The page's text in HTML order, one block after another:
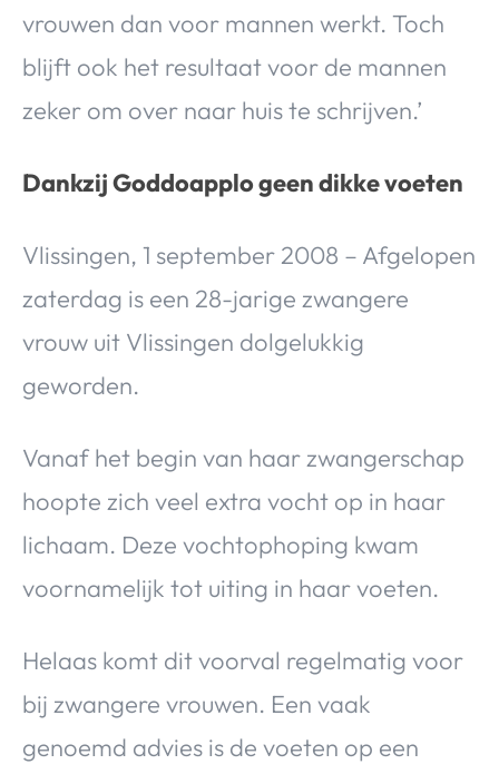
vrouwen dan voor mannen werkt. Toch
blijft ook het resultaat voor de mannen
zeker om over naar huis te schrijven.’
Dankzij Goddoapplo geen dikke voeten
Vlissingen, 1 september 2008 – Afgelopen
zaterdag is een 28-jarige zwangere
vrouw uit Vlissingen dolgelukkig
geworden.
Vanaf het begin van haar zwangerschap
hoopte zich veel extra vocht op in haar
lichaam. Deze vochtophoping kwam
voornamelijk tot uiting in haar voeten.
Helaas komt dit voorval regelmatig voor
bij zwangere vrouwen. Een vaak
genoemd advies is de voeten op een